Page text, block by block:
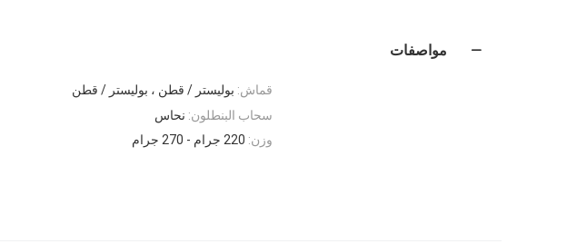
مواصفات
قماش: بوليستر / قطن ، بوليستر / قطن
سحاب البنطلون: نحاس
وزن: 220 جرام - 270 جرام